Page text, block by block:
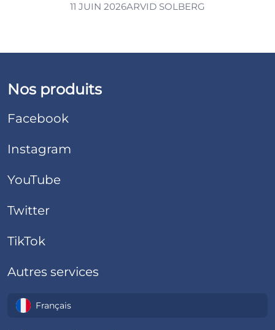
11 JUIN 2026ARVID SOLBERG
Nos produits
Facebook
Instagram
YouTube
Twitter
TikTok
Autres services
Français